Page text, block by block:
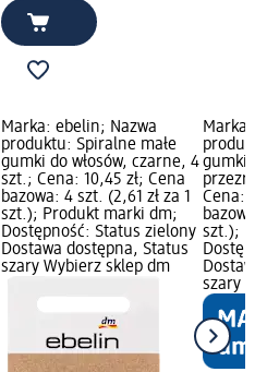
Marka: ebelin; Nazwa
produktu: Spiralne małe
gumki do włosów, czarne, 4
szt.; Cena: 10,45 zł; Cena
bazowa: 4 szt. (2,61 zł za 1
szt.); Produkt marki dm;
Dostępność: Status zielony
Dostawa dostępna, Status
szary Wybierz sklep dm
Marka:
gumki
Cena:
bazowa:
szt.);
szary